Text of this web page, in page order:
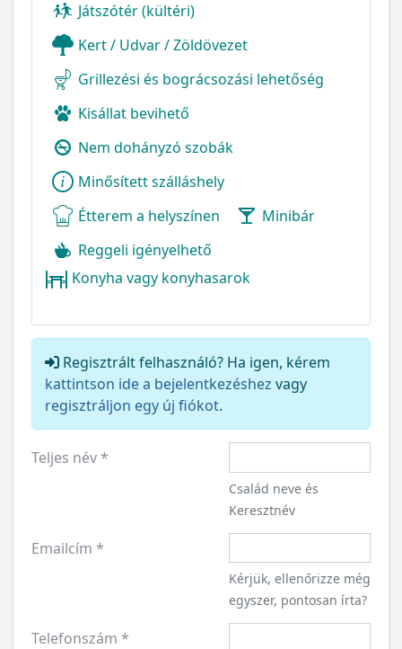
Játszótér (kültéri)
Kert / Udvar / Zöldövezet
Grillezési és bográcsozási lehetőség
Kisállat bevihető
Nem dohányzó szobák
Minősített szálláshely
Étterem a helyszínen
Minibár
Reggeli igényelhető
Konyha vagy konyhasarok
Regisztrált felhasználó? Ha igen, kérem
kattintson ide a bejelentkezéshez vagy
regisztráljon egy új fiókot.
Teljes név*
Család neve és
Keresztnév
Emailcím *
Kérjük, ellenőrizze még
egyszer, pontosan írta?
Telefonszám *